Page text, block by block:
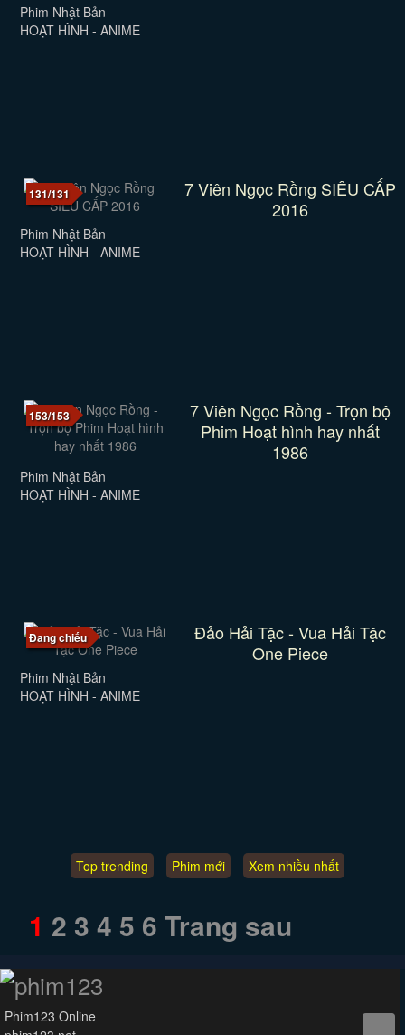
Phim Nhật Bản
HOẠT HÌNH - ANIME
131/131
7 Viên Ngọc Rồng SIÊU CẤP
2016
Phim Nhật Bản
HOẠT HÌNH - ANIME
153/153
7 Viên Ngọc Rồng - Trọn bộ
Phim Hoạt hình hay nhất
1986
Phim Nhật Bản
HOẠT HÌNH - ANIME
Đang chiếu
Đảo Hải Tặc - Vua Hải Tặc
One Piece
Phim Nhật Bản
HOẠT HÌNH - ANIME
Top trending Phim mới Xem nhiều nhất
1 2 3 4 5 6 Trang sau
Phim123 Online